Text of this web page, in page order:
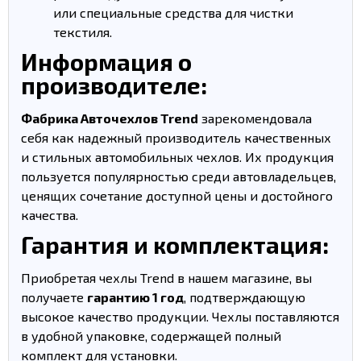
или специальные средства для чистки
текстиля.
Информация о
производителе:
Фабрика Авточехлов Trend зарекомендовала
себя как надежный производитель качественных
и стильных автомобильных чехлов. Их продукция
пользуется популярностью среди автовладельцев,
ценящих сочетание доступной цены и достойного
качества.
Гарантия и комплектация:
Приобретая чехлы Trend в нашем магазине, вы
получаете гарантию 1 год, подтверждающую
высокое качество продукции. Чехлы поставляются
в удобной упаковке, содержащей полный
комплект для установки.